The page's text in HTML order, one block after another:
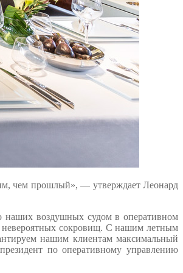
чем прошлый», — утверждает Леонард
наших воздушных судом в оперативном
невероятных сокровищ. С нашим летным
нашим клиентам максимальный
по оперативному управлению